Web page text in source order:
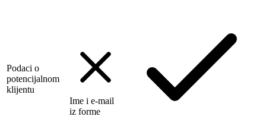
Podaci o
potencijalnom
klijentu
Ime i e-mail
iz forme